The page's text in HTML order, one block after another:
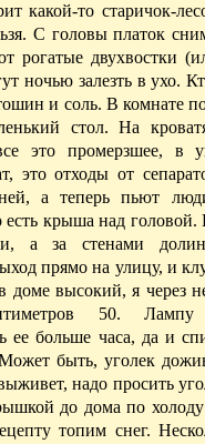
какой-то старичок-
С головы платок
рогатые двухвостки
ночью залезть в ухо.
и соль. В комнате
стол. На
это промерзшее, в
это отходы от
а теперь пьют
есть крыша над головой.
а за стенами
прямо на улицу, и
доме высокий, я через
50.
ее больше часа, да и
быть, уголек
надо просить
до дома по
топим снег.